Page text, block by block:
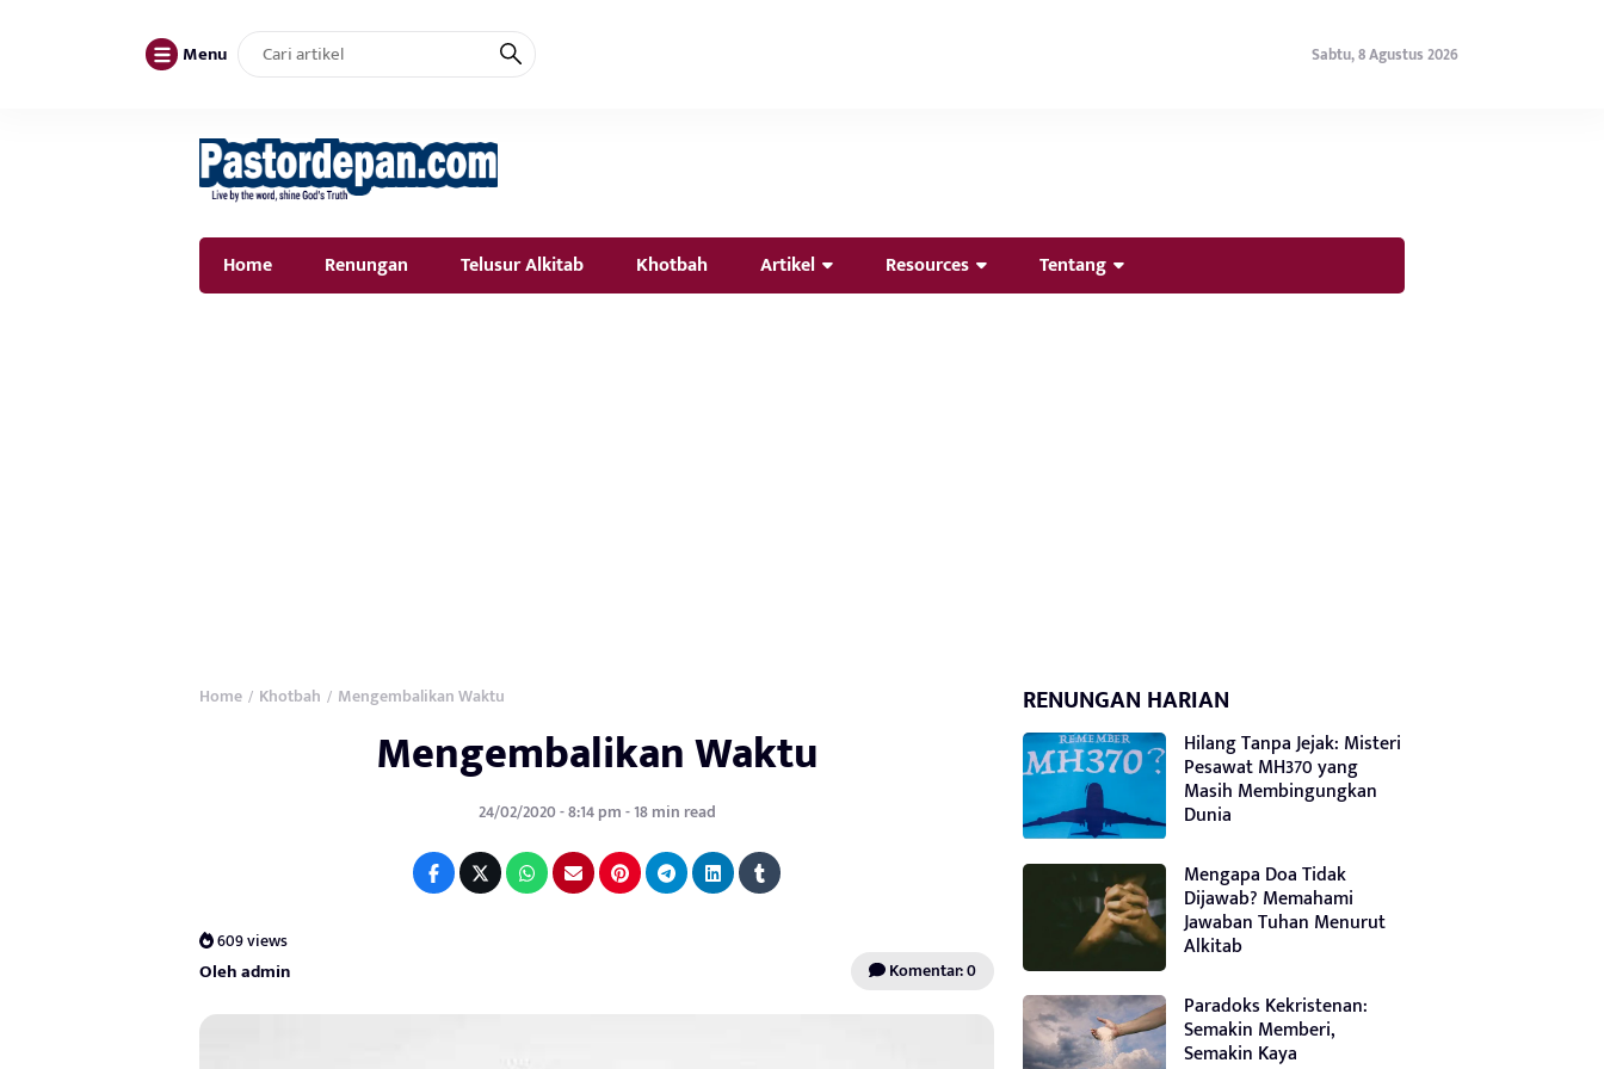
Menu Sabtu, 8 Agustus 2026
Home Renungan Telusur Alkitab Khotbah Artikel Resources Tentang
Home / Khotbah / Mengembalikan Waktu
Mengembalikan Waktu
24/02/2020 - 8:14 pm - 18 min read
609 views
Oleh admin Komentar: 0
RENUNGAN HARIAN
Hilang Tanpa Jejak: Misteri
Pesawat MH370 yang
Masih Membingungkan
Dunia
Mengapa Doa Tidak
Dijawab? Memahami
Jawaban Tuhan Menurut
Alkitab
Paradoks Kekristenan:
Semakin Memberi,
Semakin Kaya